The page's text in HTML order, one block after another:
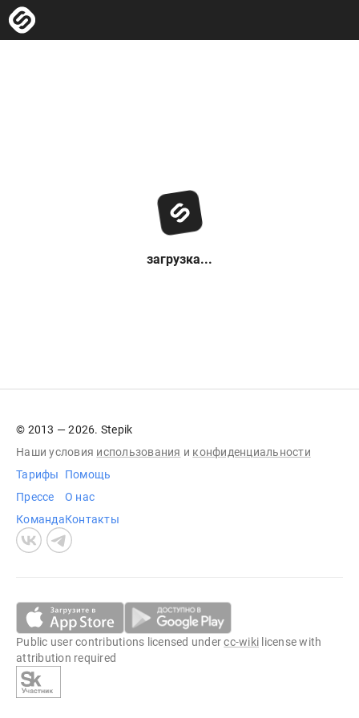
загрузка...
© 2013 — 2026. Stepik
Наши условия использования и конфиденциальности
Тарифы
Прессе
Команда
Помощь
О нас
Контакты
Public user contributions licensed undercc-wiki license with
attribution required